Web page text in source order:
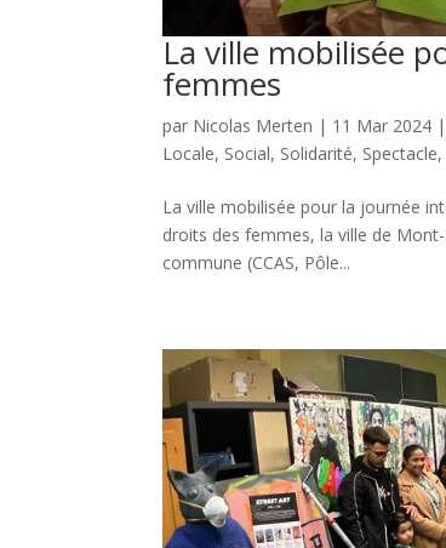
La ville mobilisée
femmes
par Nicolas Merten | 11 Mar 2024 |
Locale, Social, Solidarité, Spectacle,
La ville mobilisée pour la journée
droits des femmes, la ville de
commune (CCAS, Pôle...